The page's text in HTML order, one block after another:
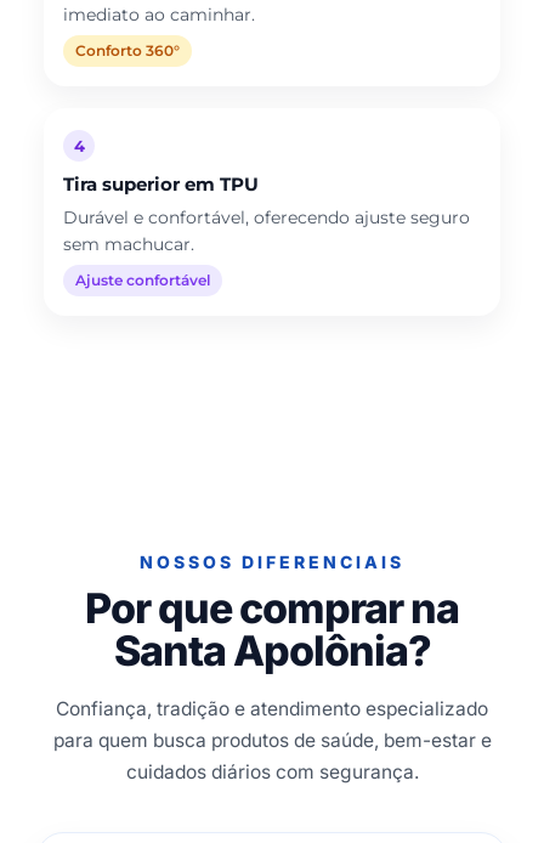
imediato ao caminhar.
Conforto 360°
4
Tira superior em TPU
Durável e confortável, oferecendo ajuste seguro
sem machucar.
Ajuste confortável
NOSSOS DIFERENCIAIS
Por que comprar na
Santa Apolônia?
Confiança, tradição e atendimento especializado
para quem busca produtos de saúde, bem-estar e
cuidados diários com segurança.